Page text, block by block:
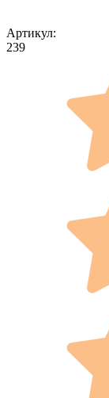
Артикул:
239